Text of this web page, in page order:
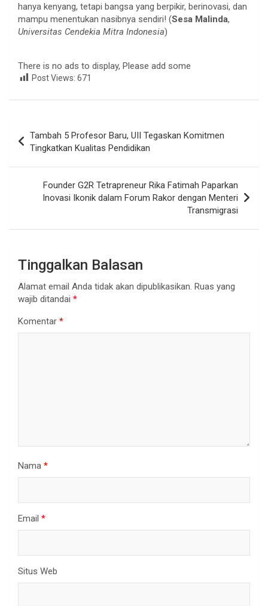
hanya kenyang, tetapi bangsa yang berpikir, berinovasi, dan
mampu menentukan nasibnya sendiri! (Sesa Malinda,
Universitas Cendekia Mitra Indonesia)
There is no ads to display, Please add some
Post Views: 671
pos
Tambah 5 Profesor Baru, UII Tegaskan Komitmen
Tingkatkan Kualitas Pendidikan
Founder G2R Tetrapreneur Rika Fatimah Paparkan
Inovasi Ikonik dalam Forum Rakor dengan Menteri
Transmigrasi
Tinggalkan Balasan
Alamat email Anda tidak akan dipublikasikan. Ruas yang
wajib ditandai *
Komentar *
Nama *
Email *
Situs Web